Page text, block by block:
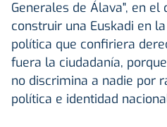
Generales de Álava", en el
construir una Euskadi en
política que confiriera
fuera la ciudadanía,
no discrimina a nadie por
política e identidad